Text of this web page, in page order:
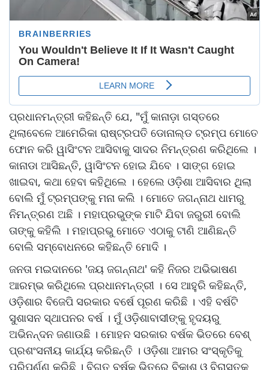
ପ୍ରଧାନମନ୍ତ୍ରୀ କହିଛନ୍ତି ଯେ, "ମୁଁ କାନାଡ଼ା ଗସ୍ତରେ
ଥିଲାବେଳେ ଆମେରିକା ରାଷ୍ଟ୍ରପତି ଡୋନାଲ୍ଡ ଟ୍ରମ୍ପ ମୋତେ
ଫୋନ କରି ୱାସିଂଟନ ଆସିବାକୁ ସାଦର ନିମନ୍ତ୍ରଣ କରିଥିଲେ ।
କାନାଡା ଆସିଛନ୍ତି, ୱାସିଂଟନ ହୋଇ ଯିବେ । ସାଙ୍ଗ ହୋଇ
ଖାଇବା, କଥା ହେବା କହିଥିଲେ । ହେଲେ ଓଡ଼ିଶା ଆସିବାର ଥିଲା
ବୋଲି ମୁଁ ଟ୍ରମ୍ପଙ୍କୁ ମନା କଲି । ମୋତେ ଜଗନ୍ନାଥ ଧାମରୁ
ନିମନ୍ତ୍ରଣ ଅଛି । ମହାପ୍ରଭୁଙ୍କ ମାଟି ଯିବା ଜରୁରୀ ବୋଲି
ତାଙ୍କୁ କହିଲି । ମହାପ୍ରଭୁ ମୋତେ ଏଠାକୁ ଟାଣି ଆଣିଛନ୍ତି
ବୋଲି ସମ୍ବୋଧନରେ କହିଛନ୍ତି ମୋଦି ।
ଜନତା ମଇଦାନରେ 'ଜୟ ଜଗନ୍ନାଥ' କହି ନିଜର ଅଭିଭାଷଣ
ଆରମ୍ଭ କରିଥିଲେ ପ୍ରଧାନମନ୍ତ୍ରୀ । ସେ ଆହୁରି କହିଛନ୍ତି,
ଓଡ଼ିଶାର ବିଜେପି ସରକାର ବର୍ଷେ ପୂରଣ କରିଛି । ଏହି ବର୍ଷଟି
ସୁଶାସନ ସ୍ଥାପନର ବର୍ଷ । ମୁଁ ଓଡ଼ିଶାବାସୀଙ୍କୁ ହୃଦୟରୁ
ଅଭିନନ୍ଦନ ଜଣାଉଛି । ମୋହନ ସରକାର ବର୍ଷକ ଭିତରେ ବେଶ୍‌
ପ୍ରଶଂସନୀୟ କାର୍ଯ୍ୟ କରିଛନ୍ତି । ଓଡ଼ିଶା ଆମର ସଂସ୍କୃତିକୁ
ପରିପୂର୍ଣ୍ଣ କରିଛି । ବିଗତ ବର୍ଷକ ଭିତରେ ବିକାଶ ଓ ବିରାସତକୁ